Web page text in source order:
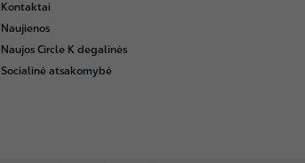
Kontaktai
Naujienos
Naujos Circle K degalinės
Socialinė atsakomybė